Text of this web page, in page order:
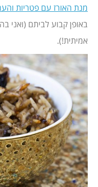
מנת האורז עם פטריות
באופן קבוע לביתם (ואני
אמיתית!).